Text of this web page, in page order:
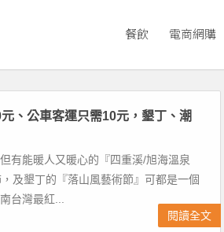
餐飲 電商網購
、公車客運只需10元，墾丁、潮
有能暖人又暖心的『四重溪/旭海溫泉
及墾丁的『落山風藝術節』可都是一個
台灣最紅...
閱讀全文